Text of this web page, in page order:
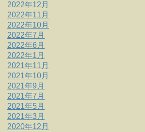
2022年12月
2022年11月
2022年10月
2022年7月
2022年6月
2022年1月
2021年11月
2021年10月
2021年9月
2021年7月
2021年5月
2021年3月
2020年12月